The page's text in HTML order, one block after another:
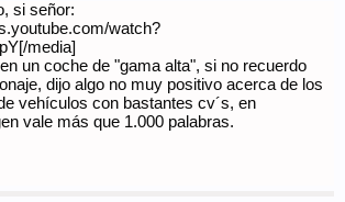
si señor:
watch?
media]
un coche de "gama alta", si no recuerdo
dijo algo no muy positivo acerca de los
vehículos con bastantes cv´s, en
vale más que 1.000 palabras.